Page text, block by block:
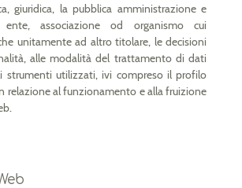
giuridica, la pubblica amministrazione e
associazione od organismo cui
unitamente ad altro titolare, le decisioni
alle modalità del trattamento di dati
strumenti utilizzati, ivi compreso il profilo
relazione al funzionamento e alla fruizione